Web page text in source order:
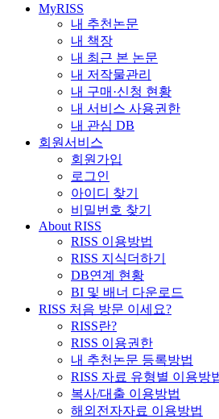
MyRISS
내 추천논문
내 책장
내 최근 본 논문
내 저작물관리
내 구매·신청 현황
내 서비스 사용권한
내 관심 DB
회원서비스
회원가입
로그인
아이디 찾기
비밀번호 찾기
About RISS
RISS 이용방법
RISS 지식더하기
DB연계 현황
BI 및 배너 다운로드
RISS 처음 방문 이세요?
RISS란?
RISS 이용권한
내 추천논문 등록방법
RISS 자료 유형별 이용방
복사/대출 이용방법
해외전자자료 이용방법